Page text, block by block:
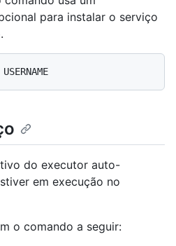
para instalar o serviço
do executor auto-
em execução no
o comando a seguir: